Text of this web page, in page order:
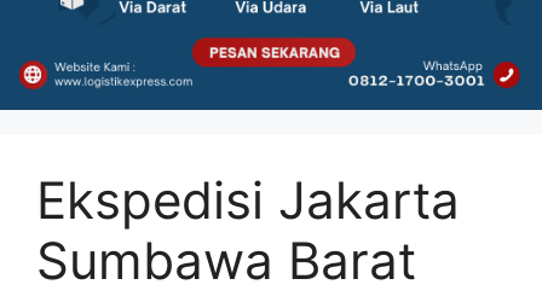
Ekspedisi Jakarta
Sumbawa Barat